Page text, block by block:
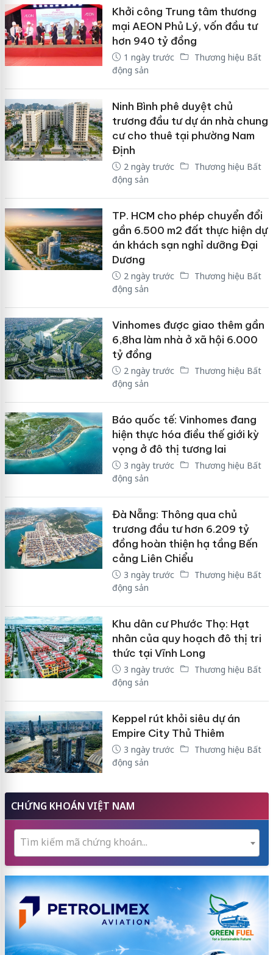
Khởi công Trung tâm thương
mại AEON Phủ Lý, vốn đầu tư
hơn 940 tỷ đồng
1 ngày trước
Thương hiệu Bất
động sản
Ninh Bình phê duyệt chủ
trương đầu tư dự án nhà chung
cư cho thuê tại phường Nam
Định
2 ngày trước
Thương hiệu Bất
động sản
TP. HCM cho phép chuyển đổi
gần 6.500 m2 đất thực hiện dự
án khách sạn nghỉ dưỡng Đại
Dương
2 ngày trước
Thương hiệu Bất
động sản
Vinhomes được giao thêm gần
6,8ha làm nhà ở xã hội 6.000
tỷ đồng
2 ngày trước
Thương hiệu Bất
động sản
Báo quốc tế: Vinhomes đang
hiện thực hóa điều thế giới kỳ
vọng ở đô thị tương lai
3 ngày trước
Thương hiệu Bất
động sản
Đà Nẵng: Thông qua chủ
trương đầu tư hơn 6.209 tỷ
đồng hoàn thiện hạ tầng Bến
cảng Liên Chiểu
3 ngày trước
Thương hiệu Bất
động sản
Khu dân cư Phước Thọ: Hạt
nhân của quy hoạch đô thị tri
thức tại Vĩnh Long
3 ngày trước
Thương hiệu Bất
động sản
Keppel rút khỏi siêu dự án
Empire City Thủ Thiêm
3 ngày trước
Thương hiệu Bất
động sản
CHỨNG KHOÁN VIỆT NAM
Tìm kiếm mã chứng khoán...